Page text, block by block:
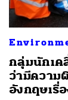
กลุ่มนักเค
ว่ามีความ
อังกฤษเรื่